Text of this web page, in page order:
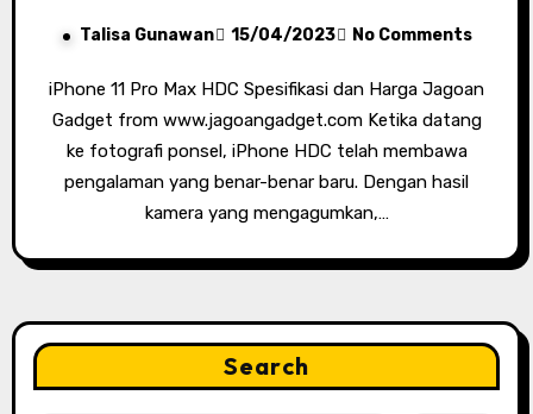
Talisa Gunawan 15/04/2023 No Comments
iPhone 11 Pro Max HDC Spesifikasi dan Harga Jagoan
Gadget from www.jagoangadget.com Ketika datang
ke fotografi ponsel, iPhone HDC telah membawa
pengalaman yang benar-benar baru. Dengan hasil
kamera yang mengagumkan,…
Search